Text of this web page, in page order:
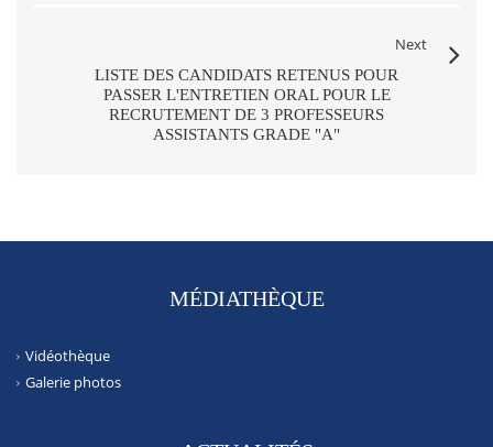
Next
LISTE DES CANDIDATS RETENUS POUR
PASSER L'ENTRETIEN ORAL POUR LE
RECRUTEMENT DE 3 PROFESSEURS
ASSISTANTS GRADE "A"
MÉDIATHÈQUE
Vidéothèque
Galerie photos